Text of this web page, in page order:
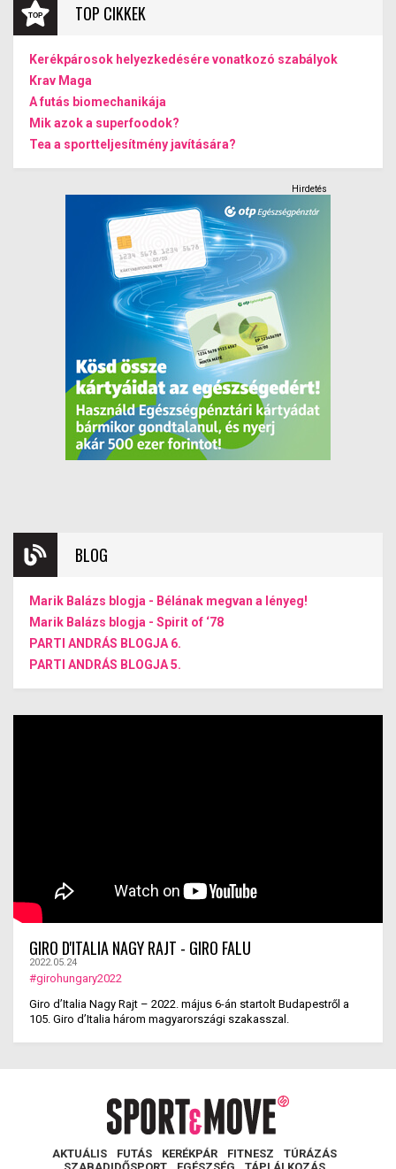
TOP CIKKEK
Kerékpárosok helyezkedésére vonatkozó szabályok
Krav Maga
A futás biomechanikája
Mik azok a superfoodok?
Tea a sportteljesítmény javítására?
Hirdetés
BLOG
Marik Balázs blogja - Bélának megvan a lényeg!
Marik Balázs blogja - Spirit of ‘78
PARTI ANDRÁS BLOGJA 6.
PARTI ANDRÁS BLOGJA 5.
GIRO D'ITALIA NAGY RAJT - GIRO FALU
2022.05.24
#girohungary2022
Giro d’Italia Nagy Rajt – 2022. május 6-án startolt Budapestről a
105. Giro d’Italia három magyarországi szakasszal.
AKTUÁLIS FUTÁS KERÉKPÁR FITNESZ
TÚRÁZÁS